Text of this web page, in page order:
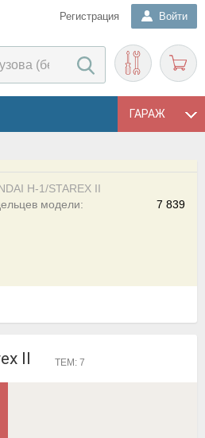
Регистрация Войти
ГАРАЖ
H-1/STAREX II
7 839
модели:
II ТЕМ: 7